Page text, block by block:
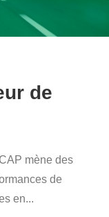
de
mène des
de
en...